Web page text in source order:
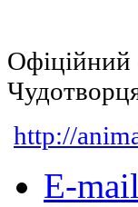
http://
E-mail